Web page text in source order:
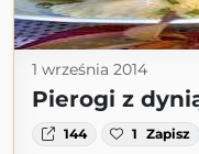
1 września 2014
Pierogi z
144 1 Zapisz